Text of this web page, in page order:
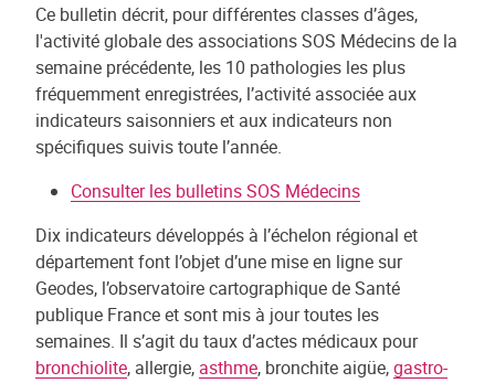
Ce bulletin décrit, pour différentes classes d’âges,
l'activité globale des associations SOS Médecins de la
semaine précédente, les 10 pathologies les plus
fréquemment enregistrées, l’activité associée aux
indicateurs saisonniers et aux indicateurs non
spécifiques suivis toute l’année.
Consulter les bulletins SOS Médecins
Dix indicateurs développés à l’échelon régional et
département font l’objet d’une mise en ligne sur
Geodes, l’observatoire cartographique de Santé
publique France et sont mis à jour toutes les
semaines. Il s’agit du taux d’actes médicaux pour
bronchiolite, allergie, asthme, bronchite aigüe,gastro-